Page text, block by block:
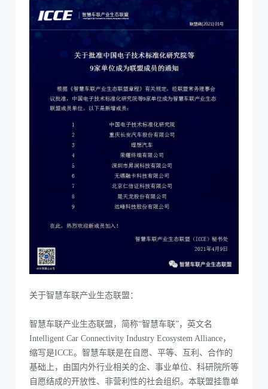
关于智慧车联产业生态联盟：
智慧车联产业生态联盟，简称“智慧车联”，英文名
Intelligent Car Connectivity Industry Ecosystem Alliance，
缩写是ICCE。智慧车联是在自愿、平等、互利、合作的
基础上，由国内外行业相关的企、事业单位、科研院所等
自愿结成的开放性、非营利性的社会组织。本联盟挂靠单